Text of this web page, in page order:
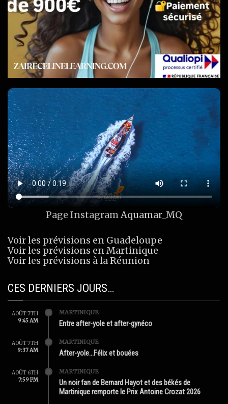
Page InstagramAquamar_MQ
Voir les prévisions en Guadeloupe
Voir les prévisions en Martinique
Voir les prévisions à la Réunion
CES DERNIERS JOURS…
AOÛT 7TH
9:45 AM
MARTINIQUE
Entre after-yole et after-gynéco
AOÛT 7TH
9:37 AM
MARTINIQUE
After-yole…Félix et bouées
AOÛT 6TH
7:59 PM
MARTINIQUE
Un noir fan de Bernard Hayot et des békés de
Martinique remporte le Prix Antoine Crozat 2026